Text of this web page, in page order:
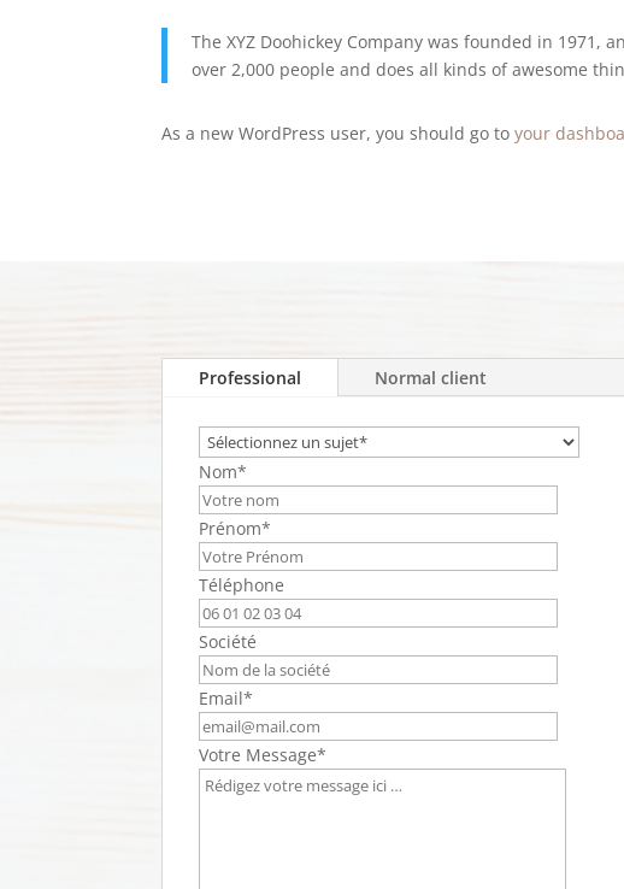
The XYZ Doohickey Company was founded in 1971,
over 2,000 people and does all kinds of awesome
As a new WordPress user, you should go toyour
Professional Normal client
Nom*
Prénom*
Téléphone
Société
Email*
Votre Message*